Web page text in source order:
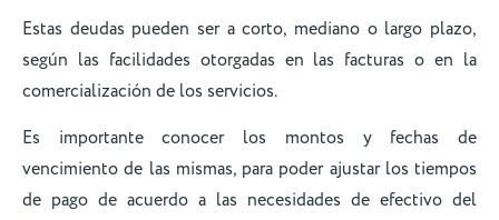
Estas deudas pueden ser a corto, mediano o largo plazo,
según las facilidades otorgadas en las facturas o en la
comercialización de los servicios.
Es importante conocer los montos y fechas de
vencimiento de las mismas, para poder ajustar los tiempos
de pago de acuerdo a las necesidades de efectivo del